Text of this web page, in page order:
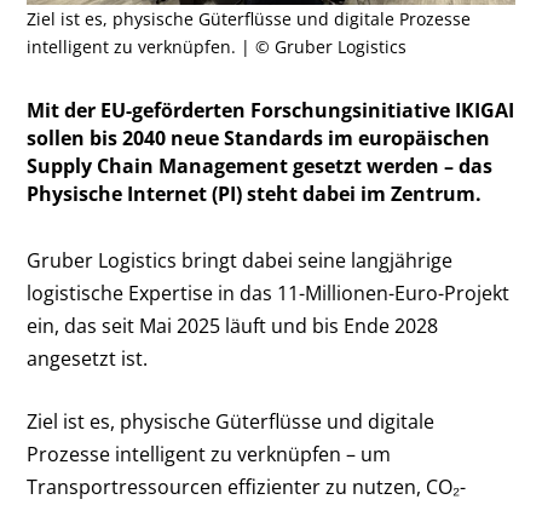
Ziel ist es, physische Güterflüsse und digitale Prozesse
intelligent zu verknüpfen. | © Gruber Logistics
Mit der EU-geförderten Forschungsinitiative IKIGAI
sollen bis 2040 neue Standards im europäischen
Supply Chain Management gesetzt werden – das
Physische Internet (PI) steht dabei im Zentrum.
Gruber Logistics bringt dabei seine langjährige
logistische Expertise in das 11-Millionen-Euro-Projekt
ein, das seit Mai 2025 läuft und bis Ende 2028
angesetzt ist.
Ziel ist es, physische Güterflüsse und digitale
Prozesse intelligent zu verknüpfen – um
Transportressourcen effizienter zu nutzen, CO₂-